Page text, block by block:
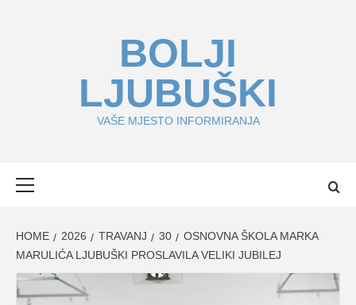
BOLJI
LJUBUŠKI
VAŠE MJESTO INFORMIRANJA
HOME 2026 TRAVANJ 30
OSNOVNA ŠKOLA MARKA
MARULIĆA LJUBUŠKI PROSLAVILA VELIKI JUBILEJ